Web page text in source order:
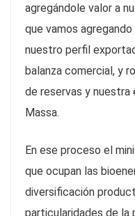
agregándole valor a
que vamos
nuestro perfil
balanza comercial, y
de reservas y nuestra
Massa.
En ese proceso el
que ocupan las
diversificación
particularidades de la